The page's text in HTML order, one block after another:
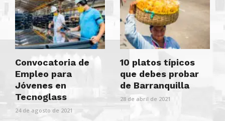
Convocatoria de
Empleo para
Jóvenes en
Tecnoglass
24 de agosto de 2021
10 platos típicos
que debes probar
de Barranquilla
28 de abril de 2021